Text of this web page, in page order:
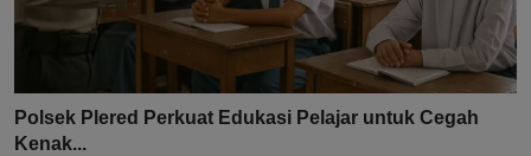
Polsek Plered Perkuat Edukasi Pelajar untuk Cegah
Kenak...